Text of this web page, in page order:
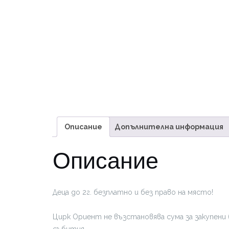
Описание Допълнителна информация
Описание
Деца до 2г. безплатно и без право на място!
Цирк Ориент не възстановява сума за